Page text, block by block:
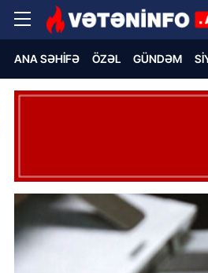
ANA SƏHIFƏ ÖZƏL GÜNDƏM